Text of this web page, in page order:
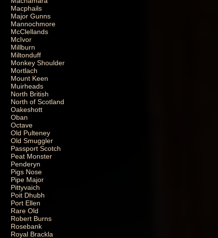
Macphails
Major Gunns
Mannochmore
McClellands
McIvor
Millburn
Miltonduff
Monkey Shoulder
Mortlach
Mount Keen
Muirheads
North British
North of Scotland
Oakeshott
Oban
Octave
Old Pulteney
Old Smuggler
Passport Scotch
Peat Monster
Penderyn
Pigs Nose
Pipe Major
Pittyvaich
Poit Dhubh
Port Ellen
Rare Old
Robert Burns
Rosebank
Royal Brackla